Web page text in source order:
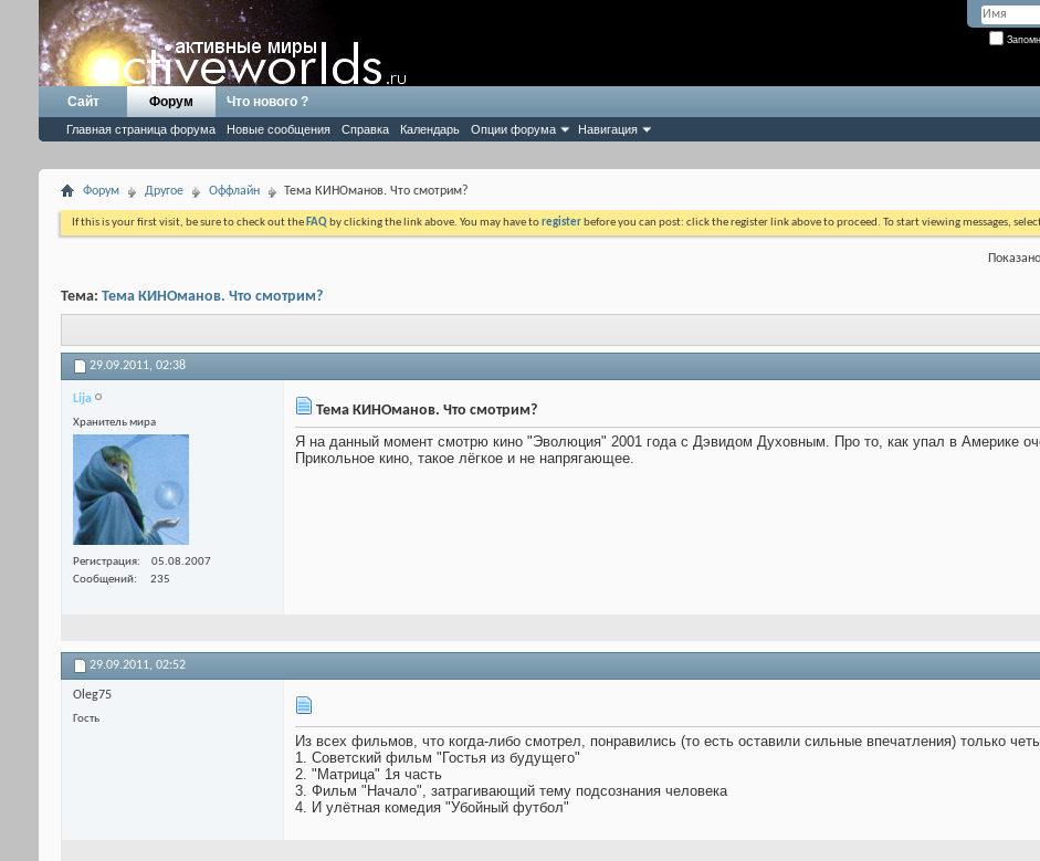
Сайт Форум
Главная страница форума Новые сообщения Справка Календарь Опции форума Навигация
Что нового ?
Форум Другое Оффлайн Тема КИНОманов. Что смотрим?
If this is your first visit, be sure to check out the FAQ by clicking the link above. You may have toregister before you can post: click the register link above to proceed. To start viewing messages,
Тема: Тема КИНОманов. Что смотрим?
29.09.2011, 02:38
Lija
Хранитель мира
Регистрация
05.08.2007
Сообщений
235
Тема КИНОманов. Что смотрим?
Я на данный момент смотрю кино "Эволюция" 2001 года с Дэвидом Духовным. Про то, как упал в Америке
Прикольное кино, такое лёгкое и не напрягающее.
29.09.2011, 02:52
Oleg75
Гость
Из всех фильмов, что когда-либо смотрел, понравились (то есть оставили сильные впечатления) только
1. Советский фильм "Гостья из будущего"
2. "Матрица" 1я часть
3. Фильм "Начало", затрагивающий тему подсознания человека
4. И улётная комедия "Убойный футбол"